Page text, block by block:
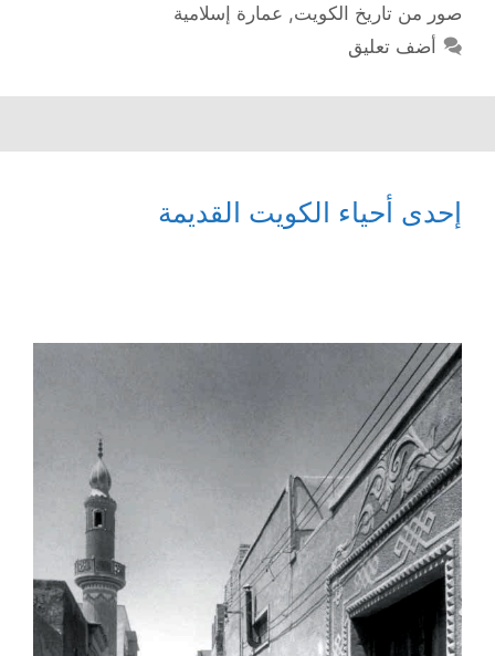
صور من تاريخ الكويت, عمارة إسلامية
أضف تعليق
إحدى أحياء الكويت القديمة